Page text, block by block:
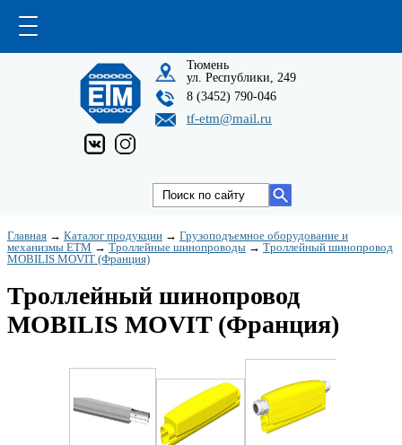
Тюмень
ул. Республики, 249
8 (3452) 790-046
tf-etm@mail.ru
Главная → Каталог продукции → Грузоподъемное оборудование и
механизмы ETM → Троллейные шинопроводы → Троллейный шинопровод
MOBILIS MOVIT (Франция)
Троллейный шинопровод
MOBILIS MOVIT (Франция)